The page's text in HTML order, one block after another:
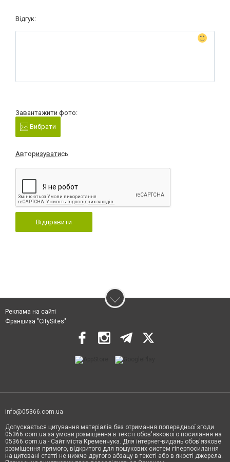
Відгук:
Завантажити фото:
Вибрати
Авторизуватись
Відправити
Реклама на сайті
Франшиза "CitySites"
info@05366.com.ua
Допускається цитування матеріалів без отримання попередньої згоди
05366.com.ua за умови розміщення в тексті обов'язкового посилання на
05366.com.ua - Сайт міста Кременчука. Для інтернет-видань обов'язкове
розміщення прямого, відкритого для пошукових систем гіперпосилання
на цитовані статті не нижче другого абзацу в тексті або в якості джерела.